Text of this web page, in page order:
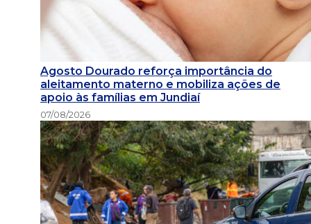
Agosto Dourado reforça importância do
aleitamento materno e mobiliza ações de
apoio às famílias em Jundiaí
07/08/2026